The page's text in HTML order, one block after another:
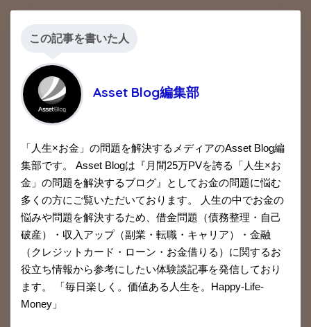
この記事を書いた人
Asset Blog編集部
「人生×お金」の問題を解決するメディアのAsset Blog編
集部です。 Asset Blogは『月間25万PVを誇る「人生×お
金」の問題を解決するブログ』としてお金の問題に悩む
多くの方にご覧いただいております。 人生の中でお金の
悩みや問題を解決するため、借金問題（債務整理・自己
破産）・収入アップ（副業・転職・キャリア）・金融
（クレジットカード・ローン・お金借りる）に関するお
役立ち情報から参考にしたい体験談記事を発信しており
ます。 「毎日楽しく。価値ある人生を。Happy-Life-
Money」